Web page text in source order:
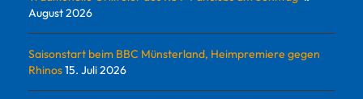
August 2026
Saisonstart beim BBC Münsterland, Heimpremiere gegen
Rhinos15. Juli 2026